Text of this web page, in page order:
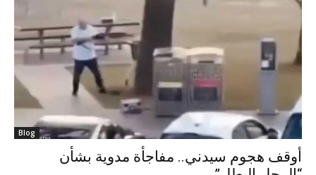
Blog
أوقف هجوم سيدني.. مفاجأة مدوية بشأن